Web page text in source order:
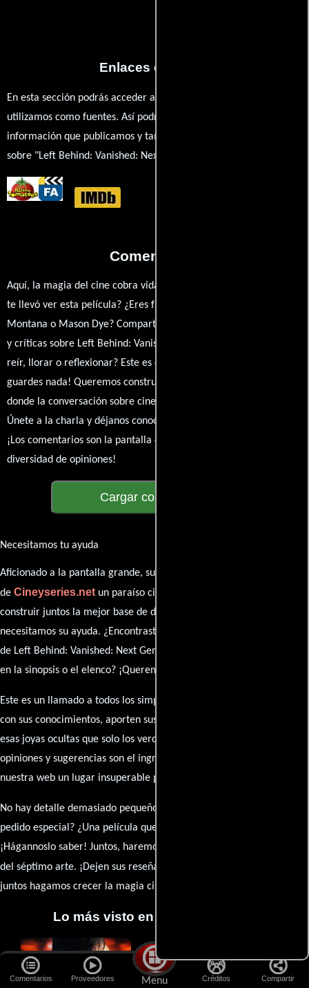
Comentarios Proveedores Menu Créditos Compartir
Enlaces externos
En esta sección podrás acceder a los recursos externos que
utilizamos como fuentes. Así podrás chequear toda la
información que publicamos y también ampliar tu conocimiento
sobre "Left Behind: Vanished: Next Generation".
Comentarios
Aquí, la magia del cine cobra vida a través de tus opiniones. ¿Qué
te llevó ver esta película? ¿Eres fan de Larry A. McLean, Amber
Montana o Mason Dye? Comparte tus pensamientos, emociones
y críticas sobre Left Behind: Vanished: Next Generation. ¿Te hizo
reír, llorar o reflexionar? Este es el lugar para expresarlo. ¡No te
guardes nada! Queremos construir una comunidad apasionada
donde la conversación sobre cine y series nunca se detenga.
Únete a la charla y déjanos conocer tu mundo cinematográfico.
¡Los comentarios son la pantalla donde se proyecta nuestra
diversidad de opiniones!
Cargar comentarios
Necesitamos tu ayuda
Aficionado a la pantalla grande, su participación es clave para hacer
de Cineyseries.netun paraíso cinéfilo completo. Queremos
construir juntos la mejor base de datos cinematográfica, pero
necesitamos su ayuda. ¿Encontraste algún dato faltante en la ficha
de Left Behind: Vanished: Next Generation? ¿Detectaste algún error
en la sinopsis o el elenco? ¡Queremos saberlo todo!
Este es un llamado a todos los simpatizantes del cine: contribuyan
con sus conocimientos, aporten sus descubrimientos y compartan
esas joyas ocultas que solo los verdaderos fanáticos conocen. Sus
opiniones y sugerencias son el ingrediente secreto que hará de
nuestra web un lugar insuperable para los amantes del celuloide.
No hay detalle demasiado pequeño ni opinión insignificante. ¿Algún
pedido especial? ¿Una película que sueñas con ver reseñada?
¡Hágannoslo saber! Juntos, haremos de esta comunidad el epicentro
del séptimo arte. ¡Dejen sus reseña en la
juntos hagamos crecer la magia cinematográfica!
Lo más visto en Cineyseries.net